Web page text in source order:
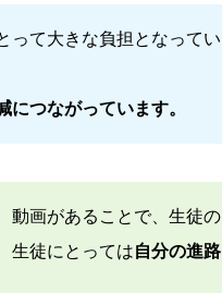
って大きな負担となってい
つながっています。
動画があることで、生徒の
生徒にとっては自分の進路